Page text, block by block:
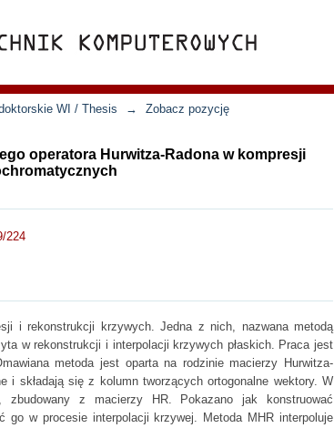
WI / Thesis → Zobacz pozycję
operatora Hurwitza-Radona w kompresji
224
i rekonstrukcji krzywych. Jedna z nich, nazwana metodą
w rekonstrukcji i interpolacji krzywych płaskich. Praca jest
metoda jest oparta na rodzinie macierzy Hurwitza-
i składają się z kolumn tworzących ortogonalne wektory. W
zbudowany z macierzy HR. Pokazano jak konstruować
w procesie interpolacji krzywej. Metoda MHR interpoluje